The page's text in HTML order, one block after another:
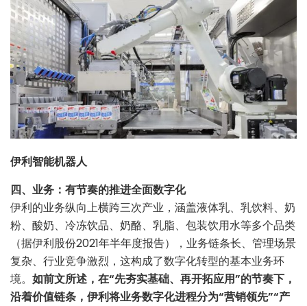
伊利智能机器人
四、业务：有节奏的推进全面数字化
伊利的业务纵向上横跨三次产业，涵盖液体乳、乳饮料、奶
粉、酸奶、冷冻饮品、奶酪、乳脂、包装饮用水等多个品类
（据伊利股份2021年半年度报告），业务链条长、管理场景
复杂、行业竞争激烈，这构成了数字化转型的基本业务环
境。 如前文所述，在“先夯实基础、再开拓应用”的节奏下，
沿着价值链条，伊利将业务数字化进程分为“营销领先”“产